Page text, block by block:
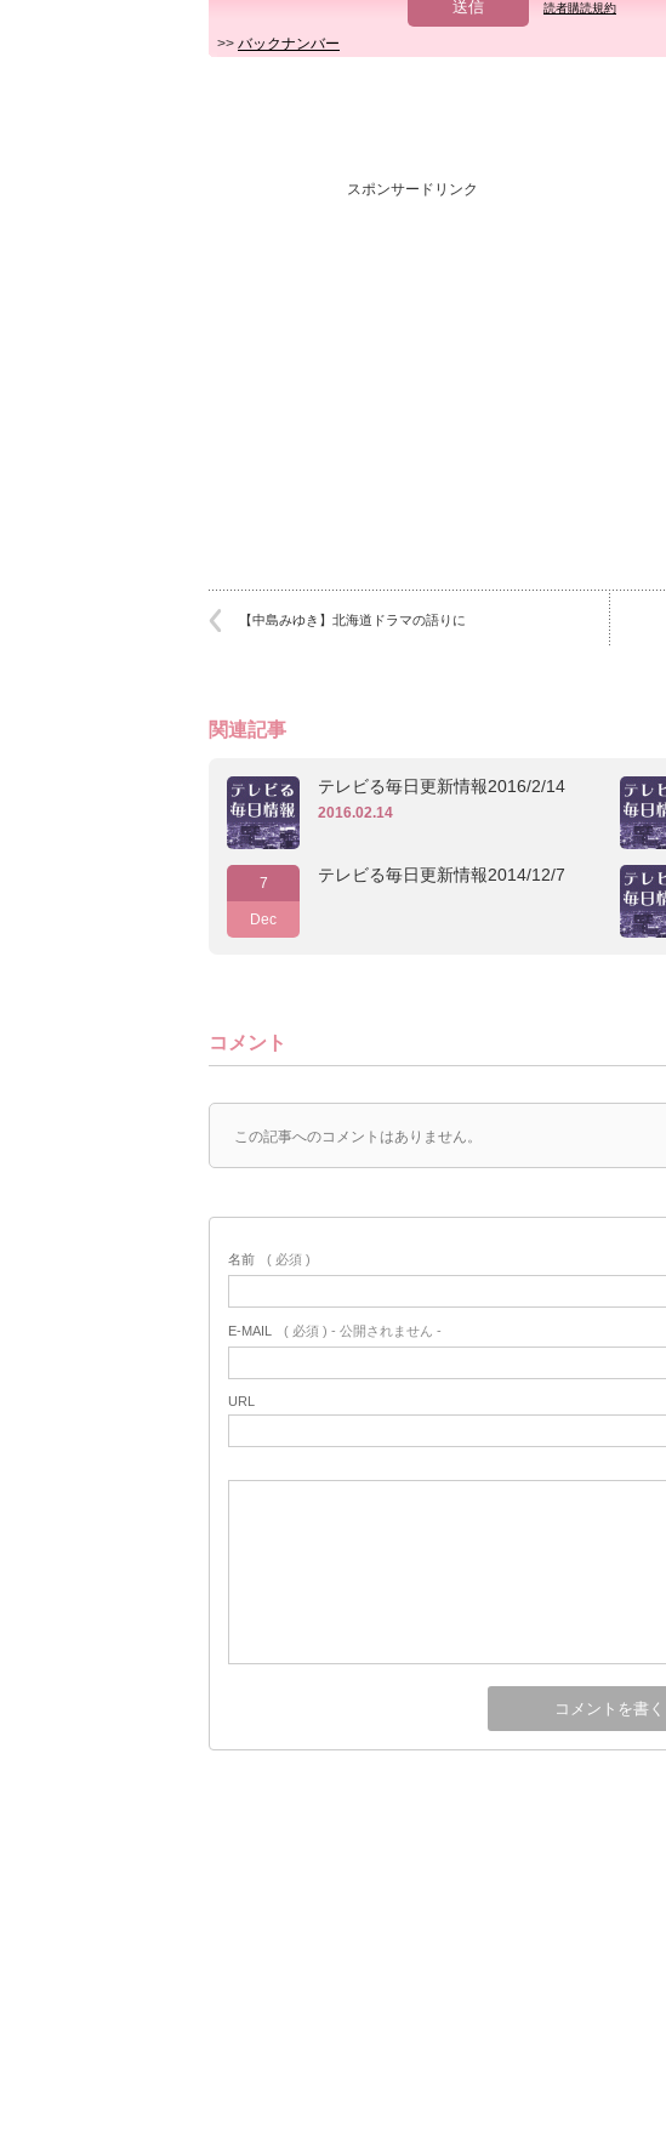
読者購読規約
>> バックナンバー
スポンサードリンク
【中島みゆき】北海道ドラマの語りに
関連記事
テレビる毎日更新情報2016/2/14
2016.02.14
7
Dec
テレビる毎日更新情報2014/12/7
コメント
この記事へのコメントはありません。
名前 ( 必須 )
E-MAIL ( 必須 ) - 公開されません -
URL